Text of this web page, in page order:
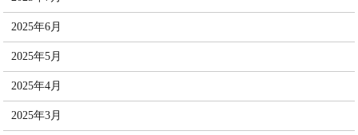
2025年6月
2025年5月
2025年4月
2025年3月